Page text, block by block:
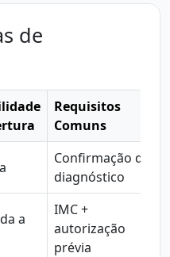
de
Requisitos
Comuns
Confirmação do
diagnóstico
a
IMC +
autorização
prévia